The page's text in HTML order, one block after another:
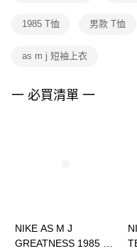
權轉讓予恩沛科技股份有限公司
３．未成年的使用者請事先徵
４．使用「AFTEE先享後付」
1985 T恤 男款 T恤
as m j 短袖上衣
一 必買清單 一
NIKE AS M J
GREATNESS 1985 SS